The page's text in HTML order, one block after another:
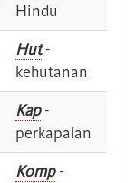
Hindu
Hut-
kehutanan
Kap-
perkapalan
Komp-